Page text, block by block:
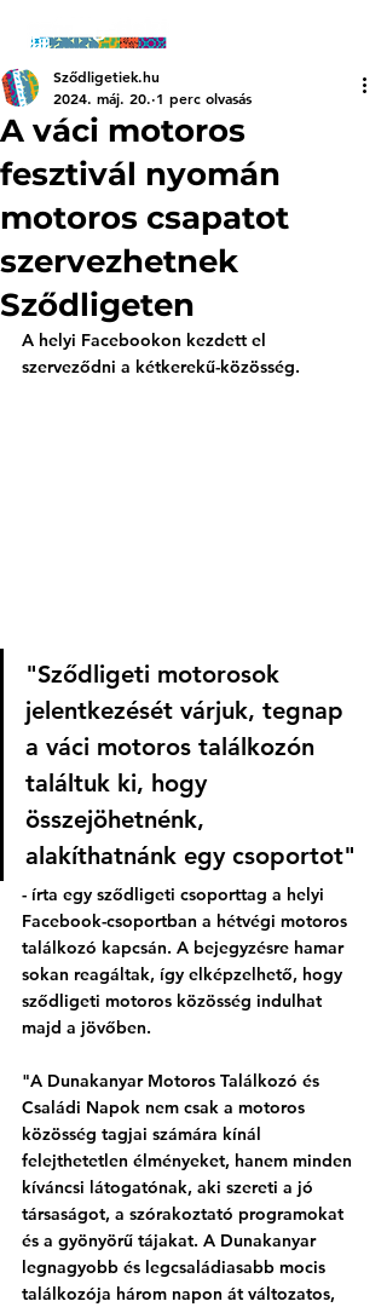
A váci motoros
fesztivál nyomán
motoros csapatot
szervezhetnek
Sződligeten
Sződligetiek.hu
2024. máj. 20. 1 perc olvasás
A helyi Facebookon kezdett el
szerveződni a kétkerekű-közösség.
"Sződligeti motorosok
jelentkezését várjuk, tegnap
a váci motoros találkozón
találtuk ki, hogy
összejöhetnénk,
alakíthatnánk egy csoportot"
- írta egy sződligeti csoporttag a helyi
Facebook-csoportban a hétvégi motoros
találkozó kapcsán. A bejegyzésre hamar
sokan reagáltak, így elképzelhető, hogy
sződligeti motoros közösség indulhat
majd a jövőben.
"A Dunakanyar Motoros Találkozó és
Családi Napok nem csak a motoros
közösség tagjai számára kínál
felejthetetlen élményeket, hanem minden
kíváncsi látogatónak, aki szereti a jó
társaságot, a szórakoztató programokat
és a gyönyörű tájakat. A Dunakanyar
legnagyobb és legcsaládiasabb mocis
találkozója három napon át változatos,